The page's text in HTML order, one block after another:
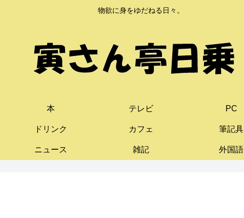
物欲に身をゆだねる日々。
本 テレビ PC
ドリンク カフェ 筆記具
ニュース 雑記 外国語